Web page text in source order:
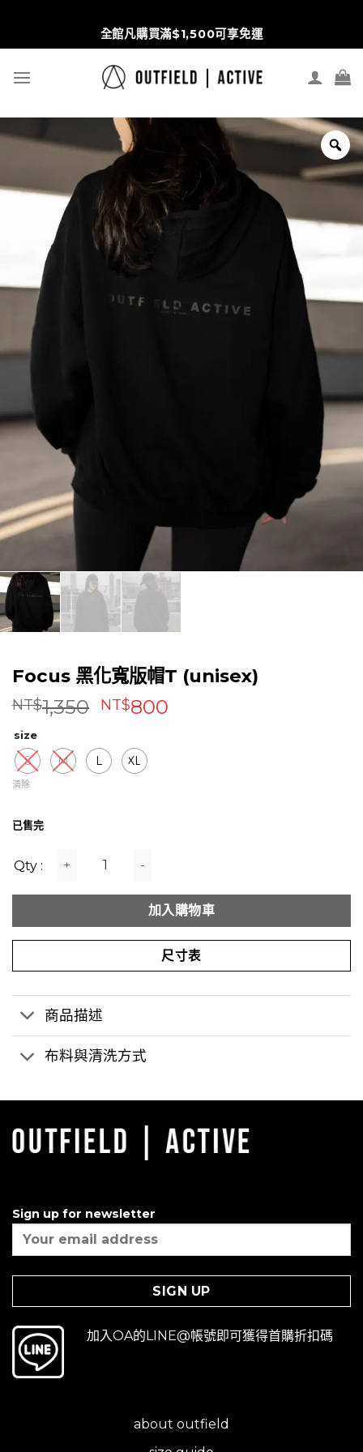
全館凡購買滿$1,500可享免運
Focus 黑化寬版帽T (unisex)
NT$1,350 原
價
格：
NT$800
size
S M L XL
清除
已售完
Focus 黑化寬版帽T (unisex) 數量
加入購物車
尺寸表
商品描述
布料與清洗方式
Sign up for newsletter
加入OA的LINE@帳號即可獲得首購折扣碼
about outfield